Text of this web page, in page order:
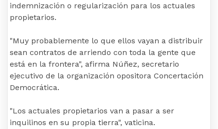
indemnización o regularización para los actuales
propietarios.
"Muy probablemente lo que ellos vayan a distribuir
sean contratos de arriendo con toda la gente que
está en la frontera", afirma Núñez, secretario
ejecutivo de la organización opositora Concertación
Democrática.
"Los actuales propietarios van a pasar a ser
inquilinos en su propia tierra", vaticina.